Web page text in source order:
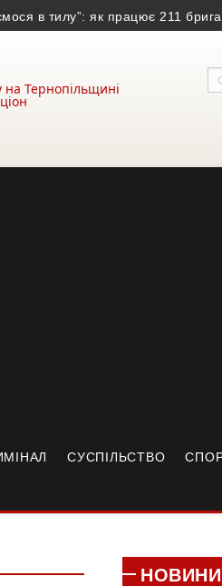
в тилу”: як працює 211 бригада
на Тернопільщині
СУСПІЛЬСТВО
НОВИНИ